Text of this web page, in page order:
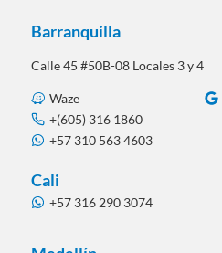
Barranquilla
Calle 45 #50B-08 Locales 3 y 4
Waze
+(605) 316 1860
+57 310 563 4603
Cali
+57 316 290 3074